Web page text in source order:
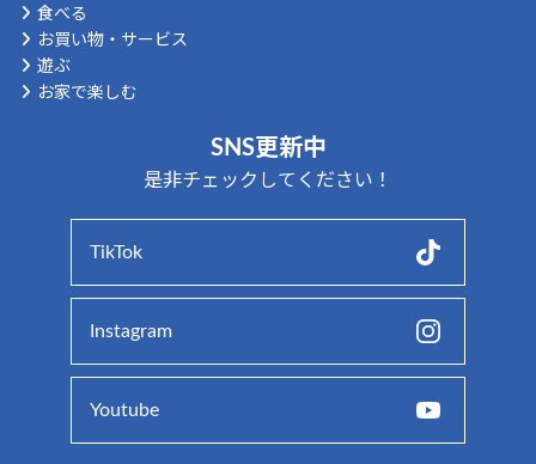
食べる
お買い物・サービス
遊ぶ
お家で楽しむ
SNS更新中
是非チェックしてください！
TikTok
Instagram
Youtube